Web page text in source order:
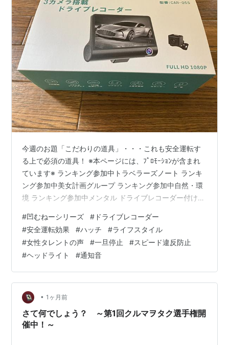
今週のお題「こだわりの道具」・・・これも安全運転す
る上で必須の道具！ ※本ページには、ﾌﾟﾛﾓｰｼｮﾝが含まれ
ています※ ランキング参加中トラベラーズノート ランキ
ング参加中美女計画グループ ランキング参加中自然・環
境 ランキング参加中メンタル ドライブレコーダー付けた
った！と何だか記録されていた。つまり、「見られてい
る」という意識から、運転が全体的に安全運転になっ
た。自分的には、車間距離をあけたり、一旦停止をしっ
かりとニ旦停止の感じで慎重に行ったり、運転の基本と
いうか、必要なタイミングでの色んな確認を着実におこ
なったり、スピードの記録機能はな…
#凹むねーシリーズ # ドライブレコーダー
#安全運転効果 #ハッチ #ライフスタイル
#女性タレントの声 #一旦停止 #スピード違反防止
#ヘッドライト #通知音
• 1ヶ月前
さて何でしょう？ ～第1回クルマヲタク選手権開
催中！～